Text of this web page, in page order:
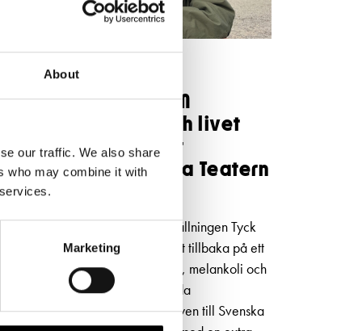
About
our traffic. We also share
who may combine it with
Marketing
5.5.2026
Strömstedt OM
kärleken, Finland och livet
låtarna inför
på Svenska Teatern
i höst
I den självbiografiska musikföreställningen Tyck
OM mig blickar Niklas Strömstedt tillbaka på ett
långt liv i rampljuset – med humor, melankoli och
oväntad öppenhet. Efter 80 utsålda
kommer succéshowen till Svenska